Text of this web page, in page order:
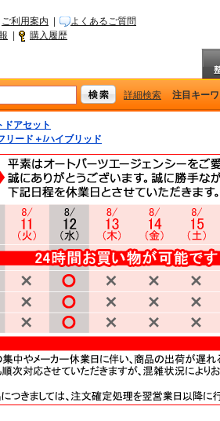
ご利用案内
よくあるご質問
購入履歴
詳細検索 注目キーワ
ドアセット
リード＋/ハイブリッド